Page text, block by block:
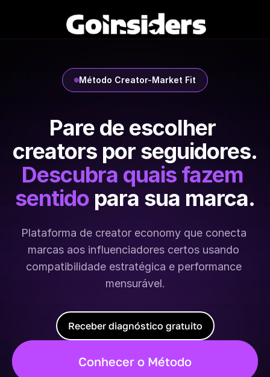
Método Creator-Market Fit
Pare de escolher
creators por seguidores.
Descubra quais fazem
sentido para sua marca.
Plataforma de creator economy que conecta
marcas aos influenciadores certos usando
compatibilidade estratégica e performance
mensurável.
Receber diagnóstico gratuito
Conhecer o Método